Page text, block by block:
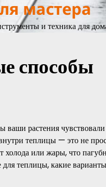
мастера
и техника для
способы
ваши растения
теплицы — это не
холода или жары, что
теплицы, какие